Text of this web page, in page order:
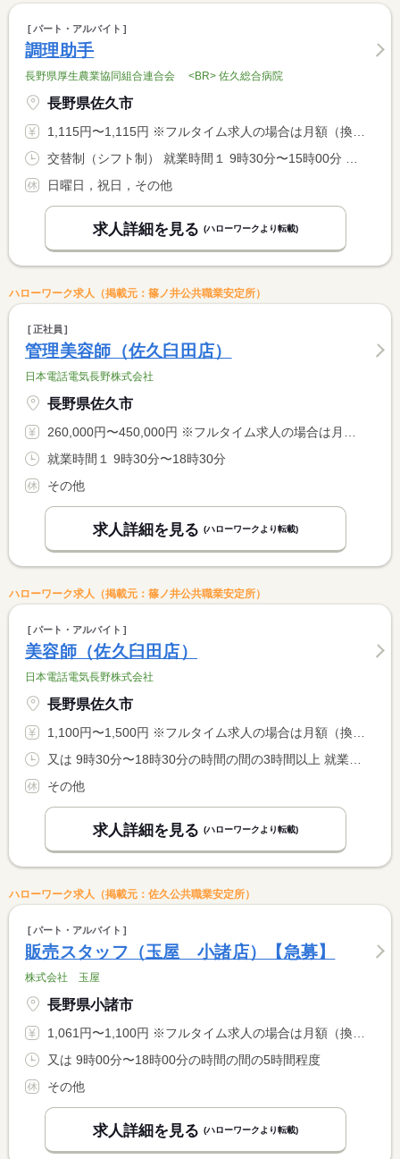
パート・アルバイト
調理助手
長野県厚生農業協同組合連合会 <BR> 佐久総合病院
長野県佐久市
1,115円〜1,115円 ※フルタイム求人の場合は月額（換算額）、パート求人の場合は時間額を表示しています。
日曜日，祝日，その他
求人詳細を見る (ハローワークより転載)
ハローワーク求人（掲載元：篠ノ井公共職業安定所）
正社員
管理美容師（佐久臼田店）
日本電話電気長野株式会社
長野県佐久市
260,000円〜450,000円 ※フルタイム求人の場合は月額（換算額）、パート求人の場合は時間額を表示しています。
就業時間１ 9時30分〜18時30分
その他
求人詳細を見る (ハローワークより転載)
ハローワーク求人（掲載元：篠ノ井公共職業安定所）
パート・アルバイト
美容師（佐久臼田店）
日本電話電気長野株式会社
長野県佐久市
1,100円〜1,500円 ※フルタイム求人の場合は月額（換算額）、パート求人の場合は時間額を表示しています。
その他
求人詳細を見る (ハローワークより転載)
ハローワーク求人（掲載元：佐久公共職業安定所）
パート・アルバイト
販売スタッフ（玉屋 小諸店）【急募】
株式会社 玉屋
長野県小諸市
1,061円〜1,100円 ※フルタイム求人の場合は月額（換算額）、パート求人の場合は時間額を表示しています。
又は 9時00分〜18時00分の時間の間の5時間程度
その他
求人詳細を見る (ハローワークより転載)